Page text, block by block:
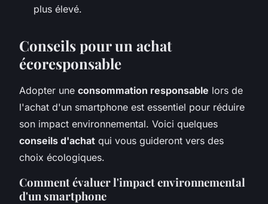
plus élevé.
Conseils pour un achat
écoresponsable
Adopter une consommation responsable lors de
l'achat d'un smartphone est essentiel pour réduire
son impact environnemental. Voici quelques
conseils d'achat qui vous guideront vers des
choix écologiques.
Comment évaluer l'impact environnemental
d'un smartphone